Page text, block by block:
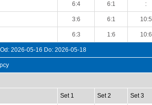
6:4 6:1 :
3:6 6:1 10:5
6:3 1:6 10:6
2026-05-16 Do: 2026-05-18
Set 1 Set 2 Set 3